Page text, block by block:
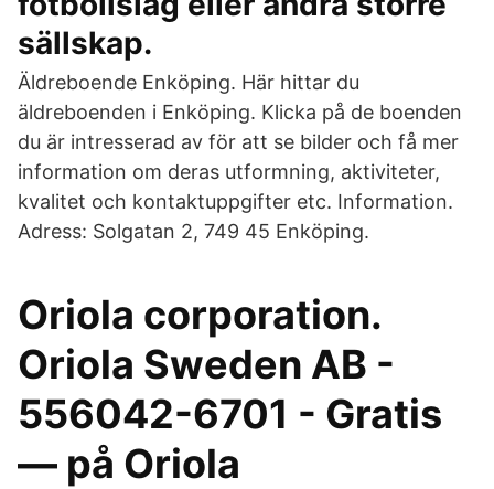
sällskap.
Äldreboende Enköping. Här hittar du
äldreboenden i Enköping. Klicka på de boenden
du är intresserad av för att se bilder och få mer
information om deras utformning, aktiviteter,
kvalitet och kontaktuppgifter etc. Infor­mation.
Adress: Solgatan 2, 749 45 Enköping.
Oriola corporation.
Oriola Sweden AB -
556042-6701 - Gratis
— på Oriola